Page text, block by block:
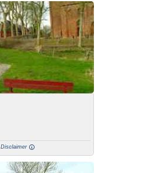
Disclaimer